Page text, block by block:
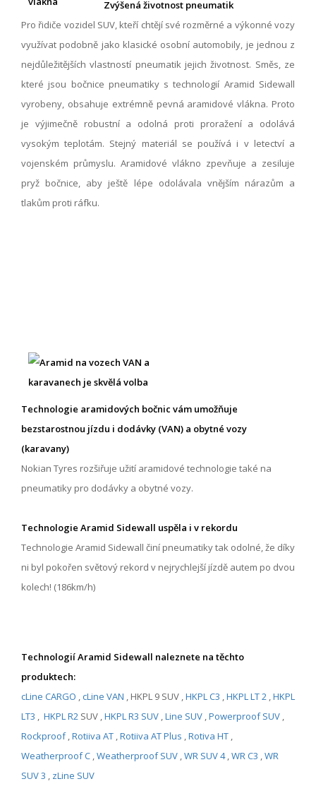
Zvýšená životnost pneumatik
Pro řidiče vozidel SUV, kteří chtějí své rozměrné a výkonné vozy
využívat podobně jako klasické osobní automobily, je jednou z
nejdůležitějších vlastností pneumatik jejich životnost. Směs, ze
které jsou bočnice pneumatiky s technologií Aramid Sidewall
vyrobeny, obsahuje extrémně pevná aramidové vlákna. Proto
je výjimečně robustní a odolná proti proražení a odolává
vysokým teplotám. Stejný materiál se používá i v letectví a
vojenském průmyslu. Aramidové vlákno zpevňuje a zesiluje
pryž bočnice, aby ještě lépe odolávala vnějším nárazům a
tlakům proti ráfku.
Technologie aramidových bočnic vám umožňuje
bezstarostnou jízdu i dodávky (VAN) a obytné vozy
(karavany)
Nokian Tyres rozšiřuje užití aramidové technologie také na
pneumatiky pro dodávky a obytné vozy.
Technologie Aramid Sidewall uspěla i v rekordu
Technologie Aramid Sidewall činí pneumatiky tak odolné, že díky
ni byl pokořen světový rekord v nejrychlejší jízdě autem po dvou
kolech! (186km/h)
Technologií Aramid Sidewall naleznete na těchto
produktech:
cLine CARGO ,cLine VAN , HKPL 9 SUV ,HKPL C3 ,HKPL LT 2 ,HKPL
LT3 , HKPL R2 SUV ,HKPL R3 SUV ,Line SUV ,Powerproof SUV ,
Rockproof,Rotiiva AT ,Rotiiva AT Plus ,Rotiva HT ,
Weatherproof C ,Weatherproof SUV ,WR SUV 4,WR C3 ,WR
SUV 3 , zLine SUV